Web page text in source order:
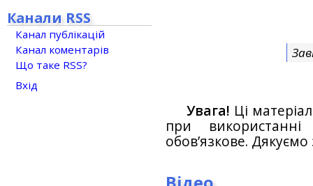
Увага! Ці
при
обов’язкове.
Канали RSS
Канал публікацій
Канал коментарів
Що таке RSS?
Вхід